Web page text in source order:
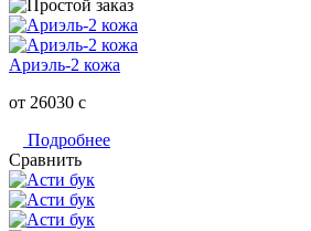
Ариэль-2 кожа
от 26030 c
Подробнее
Сравнить